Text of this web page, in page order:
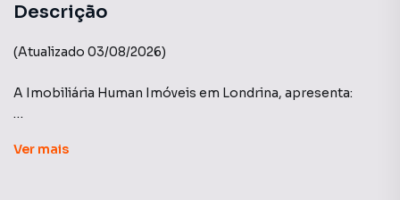
Descrição
(Atualizado 03/08/2026)
A Imobiliária Human Imóveis em Londrina, apresenta:
Ver mais